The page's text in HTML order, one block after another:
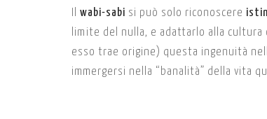
wabi-sabi si può solo riconoscere
limite del nulla, e adattarlo alla
esso trae origine) questa ingenuità
immergersi nella “banalità” della vita